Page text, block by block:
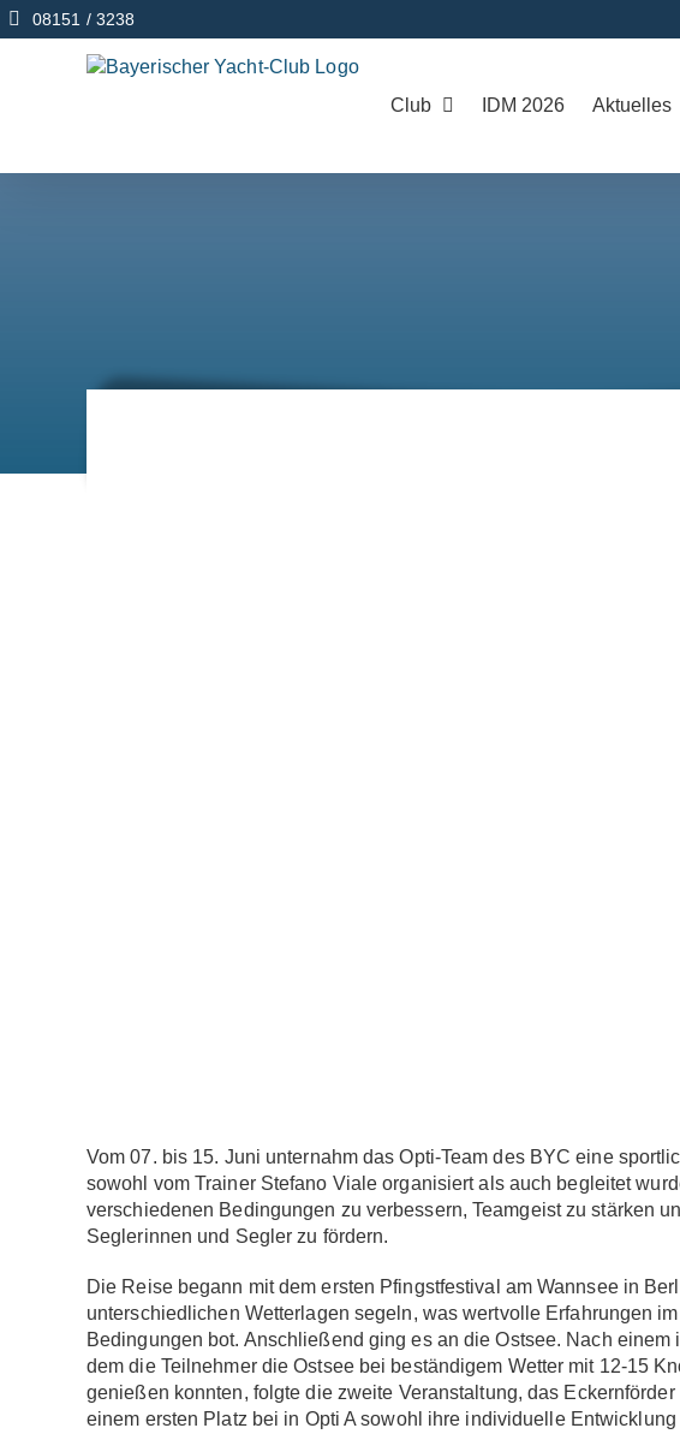
Zum
Inhalt
08151 / 3238
Club IDM 2026 Aktuelles
Vom 07. bis 15. Juni unternahm das Opti-Team des BYC eine
sowohl vom Trainer Stefano Viale organisiert als auch begleitet
verschiedenen Bedingungen zu verbessern, Teamgeist zu stärken
Seglerinnen und Segler zu fördern.
Die Reise begann mit dem ersten Pfingstfestival am Wannsee in
unterschiedlichen Wetterlagen segeln, was wertvolle Erfahrungen
Bedingungen bot. Anschließend ging es an die Ostsee. Nach
dem die Teilnehmer die Ostsee bei beständigem Wetter mit 12-15
genießen konnten, folgte die zweite Veranstaltung, das
einem ersten Platz bei in Opti A sowohl ihre individuelle